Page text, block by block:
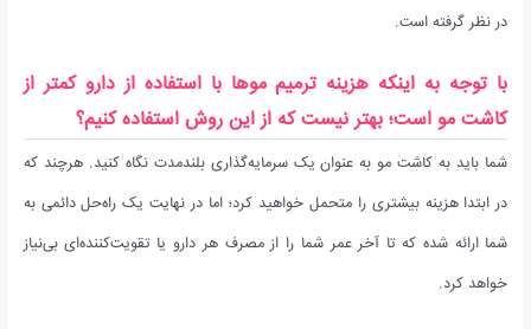
در نظر گرفته است.
با توجه به اینکه هزینه ترمیم موها با استفاده از دارو کمتر از
کاشت مو است؛ بهتر نیست که از این روش استفاده کنیم؟
شما باید به کاشت مو به عنوان یک سرمایه‌گذاری بلندمدت نگاه کنید. هرچند که
در ابتدا هزینه بیشتری را متحمل خواهید کرد؛ اما در نهایت یک راه‌حل دائمی به
شما ارائه شده که تا آخر عمر شما را از مصرف هر دارو یا تقویت‌کننده‌ای بی‌نیاز
خواهد کرد.